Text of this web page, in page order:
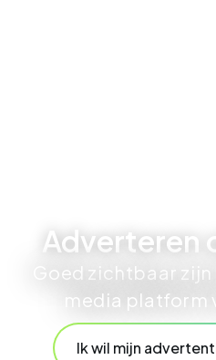
Adverteren
Goed zichtbaar
media platform
Ik wil mijn